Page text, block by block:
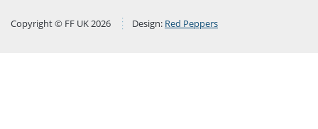
Copyright © FF UK 2026 Design: Red Peppers